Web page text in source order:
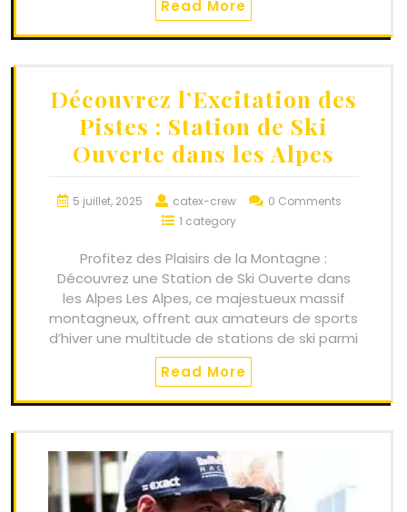
Read More
Découvrez l’Excitation des
Pistes : Station de Ski
Ouverte dans les Alpes
5 juillet, 2025 catex-crew
0 Comments
1 category
Profitez des Plaisirs de la Montagne :
Découvrez une Station de Ski Ouverte dans
les Alpes Les Alpes, ce majestueux massif
montagneux, offrent aux amateurs de sports
d’hiver une multitude de stations de ski parmi
Read More